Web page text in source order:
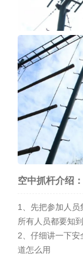
空中抓杆介绍：
1、先把参加人
所有人员都要知到
2、仔细讲一下
道怎么用